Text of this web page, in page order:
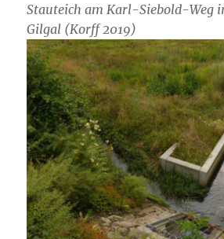
Stauteich am Karl-Siebold-Weg
Gilgal (Korff 2019)